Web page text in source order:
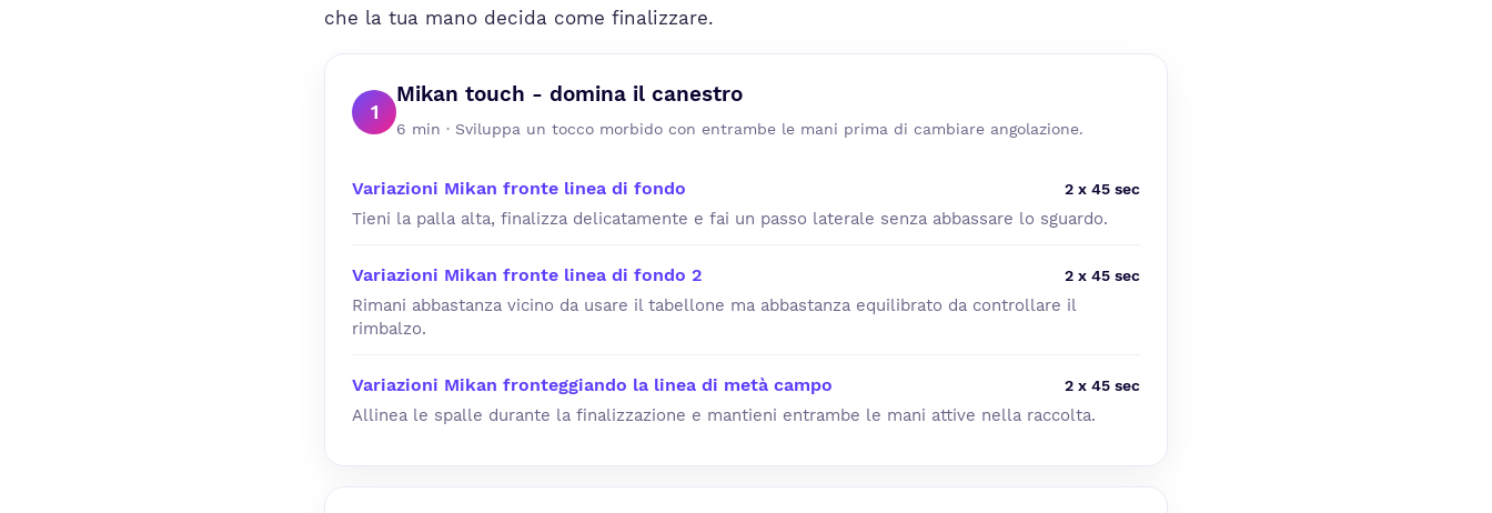
che la tua mano decida come finalizzare.
1
Mikan touch - domina il canestro
6 min · Sviluppa un tocco morbido con entrambe le mani prima di cambiare angolazione.
Variazioni Mikan fronte linea di fondo 2 x 45 sec
Tieni la palla alta, finalizza delicatamente e fai un passo laterale senza abbassare lo sguardo.
Variazioni Mikan fronte linea di fondo 2 2 x 45 sec
Rimani abbastanza vicino da usare il tabellone ma abbastanza equilibrato da controllare il
rimbalzo.
Variazioni Mikan fronteggiando la linea di metà campo 2 x 45 sec
Allinea le spalle durante la finalizzazione e mantieni entrambe le mani attive nella raccolta.